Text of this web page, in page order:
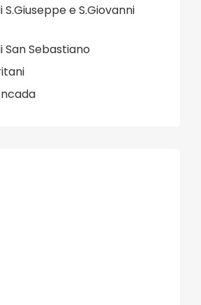
S.Giuseppe e S.Giovanni
San Sebastiano